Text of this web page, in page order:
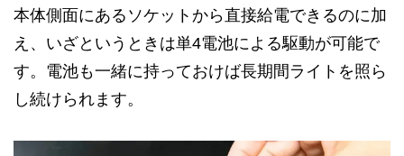
本体側面にあるソケットから直接給電できるのに加
え、いざというときは単4電池による駆動が可能で
す。電池も一緒に持っておけば長期間ライトを照ら
し続けられます。